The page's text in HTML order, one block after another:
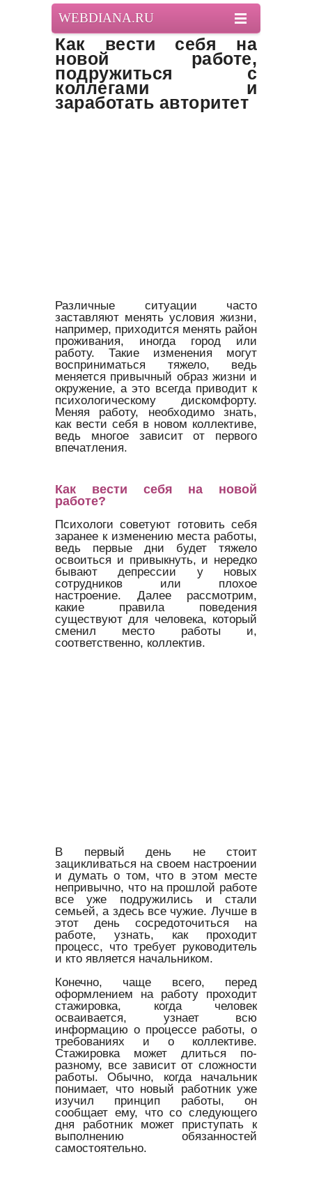
WEBDIANA.RU
Как вести себя на
новой работе,
подружиться с
коллегами и
заработать авторитет
Различные ситуации часто
заставляют менять условия жизни,
например, приходится менять район
проживания, иногда город или
работу. Такие изменения могут
восприниматься тяжело, ведь
меняется привычный образ жизни и
окружение, а это всегда приводит к
психологическому дискомфорту.
Меняя работу, необходимо знать,
как вести себя в новом коллективе,
ведь многое зависит от первого
впечатления.
Как вести себя на новой
работе?
Психологи советуют готовить себя
заранее к изменению места работы,
ведь первые дни будет тяжело
освоиться и привыкнуть, и нередко
бывают депрессии у новых
сотрудников или плохое
настроение. Далее рассмотрим,
какие правила поведения
существуют для человека, который
сменил место работы и,
соответственно, коллектив.
В первый день не стоит
зацикливаться на своем настроении
и думать о том, что в этом месте
непривычно, что на прошлой работе
все уже подружились и стали
семьей, а здесь все чужие. Лучше в
этот день сосредоточиться на
работе, узнать, как проходит
процесс, что требует руководитель
и кто является начальником.
Конечно, чаще всего, перед
оформлением на работу проходит
стажировка, когда человек
осваивается, узнает всю
информацию о процессе работы, о
требованиях и о коллективе.
Стажировка может длиться по-
разному, все зависит от сложности
работы. Обычно, когда начальник
понимает, что новый работник уже
изучил принцип работы, он
сообщает ему, что со следующего
дня работник может приступать к
выполнению обязанностей
самостоятельно.